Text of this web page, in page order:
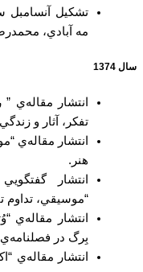
تشكيل آنسامبل
مه آبادي،
سال 1374
انتشار مقاله‌ي
تفكر، آثار و
انتشار مقاله‌ي
هنر.
انتشار
“موسيقي، تداوم
انتشار مقاله‌ي
بِرگ در
انتشار مقاله‌ي